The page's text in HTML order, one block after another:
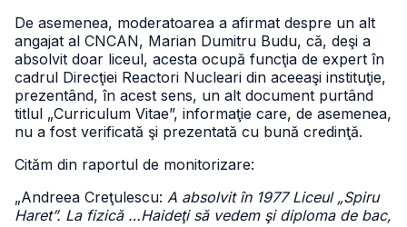
De asemenea, moderatoarea a afirmat despre un alt
angajat al CNCAN, Marian Dumitru Budu, că, deşi a
absolvit doar liceul, acesta ocupă funcţia de expert în
cadrul Direcţiei Reactori Nucleari din aceeaşi instituţie,
prezentând, în acest sens, un alt document purtând
titlul „Curriculum Vitae”, informaţie care, de asemenea,
nu a fost verificată şi prezentată cu bună credinţă.
Cităm din raportul de monitorizare:
„Andreea Creţulescu: A absolvit în 1977 Liceul „Spiru
Haret”. La fizică …Haideţi să vedem şi diploma de bac,